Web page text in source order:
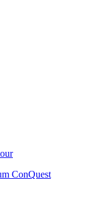
ConQuest